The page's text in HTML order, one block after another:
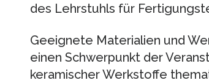
des Lehrstuhls für
Geeignete Materialien und
einen Schwerpunkt der
keramischer Werkstoffe